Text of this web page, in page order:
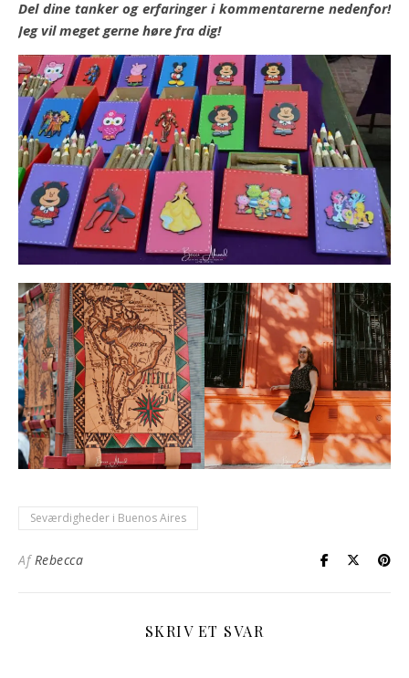
Del dine tanker og erfaringer i kommentarerne nedenfor!
Jeg vil meget gerne høre fra dig!
Seværdigheder i Buenos Aires
AfRebecca
SKRIV ET SVAR